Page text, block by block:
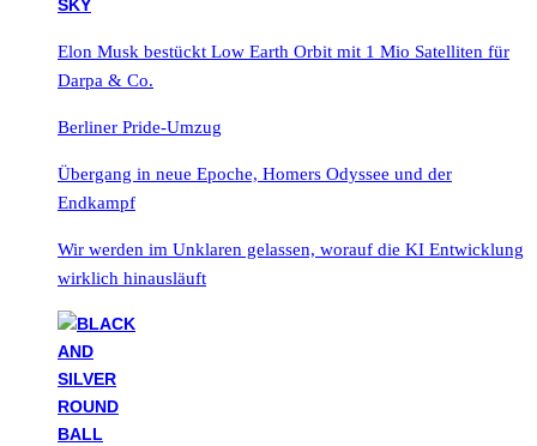
Elon Musk bestückt Low Earth Orbit mit 1 Mio Satelliten für
Darpa & Co.
Berliner Pride-Umzug
Übergang in neue Epoche, Homers Odyssee und der
Endkampf
Wir werden im Unklaren gelassen, worauf die KI Entwicklung
wirklich hinausläuft